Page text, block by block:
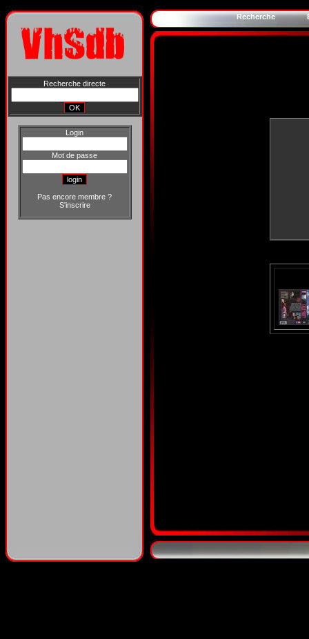
Recherche directe
Login
Mot de passe
Pas encore membre ?
S'inscrire
Recherche